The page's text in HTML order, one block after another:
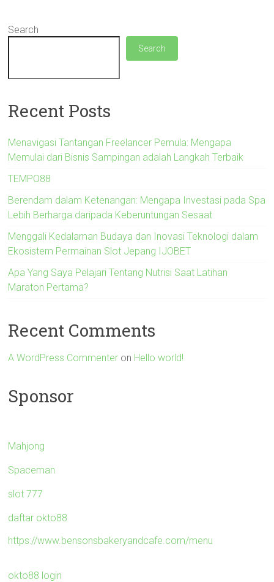
Search
Search
Recent Posts
Menavigasi Tantangan Freelancer Pemula: Mengapa
Memulai dari Bisnis Sampingan adalah Langkah Terbaik
TEMPO88
Berendam dalam Ketenangan: Mengapa Investasi pada Spa
Lebih Berharga daripada Keberuntungan Sesaat
Menggali Kedalaman Budaya dan Inovasi Teknologi dalam
Ekosistem Permainan Slot Jepang IJOBET
Apa Yang Saya Pelajari Tentang Nutrisi Saat Latihan
Maraton Pertama?
Recent Comments
A WordPress Commenter on Hello world!
Sponsor
Mahjong
Spaceman
slot 777
daftar okto88
https://www.bensonsbakeryandcafe.com/menu
okto88 login